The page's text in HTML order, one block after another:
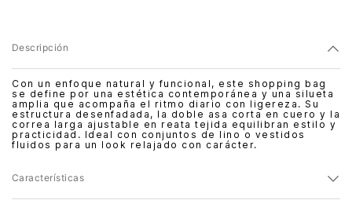
Descripción
Con un enfoque natural y funcional, este shopping bag
se define por una estética contemporánea y una silueta
amplia que acompaña el ritmo diario con ligereza. Su
estructura desenfadada, la doble asa corta en cuero y la
correa larga ajustable en reata tejida equilibran estilo y
practicidad. Ideal con conjuntos de lino o vestidos
fluidos para un look relajado con carácter.
Características